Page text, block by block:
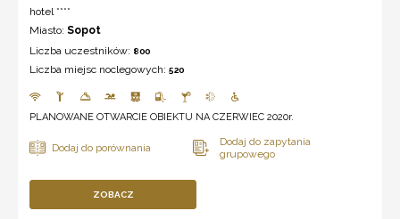
hotel ****
Miasto: Sopot
Liczba uczestników: 800
Liczba miejsc noclegowych: 520
PLANOWANE OTWARCIE OBIEKTU NA CZERWIEC 2020r.
ZOBACZ